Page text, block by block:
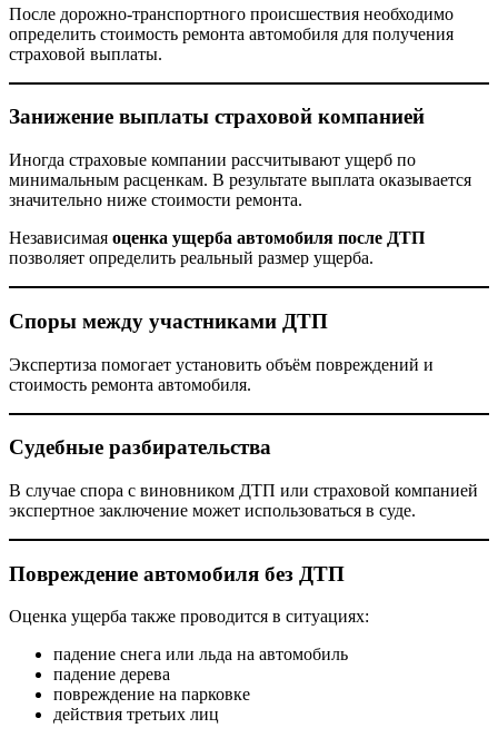
После дорожно-транспортного происшествия необходимо
определить стоимость ремонта автомобиля для получения
страховой выплаты.
Занижение выплаты страховой компанией
Иногда страховые компании рассчитывают ущерб по
минимальным расценкам. В результате выплата оказывается
значительно ниже стоимости ремонта.
Независимая оценка ущерба автомобиля после ДТП
позволяет определить реальный размер ущерба.
Споры между участниками ДТП
Экспертиза помогает установить объём повреждений и
стоимость ремонта автомобиля.
Судебные разбирательства
В случае спора с виновником ДТП или страховой компанией
экспертное заключение может использоваться в суде.
Повреждение автомобиля без ДТП
Оценка ущерба также проводится в ситуациях:
падение снега или льда на автомобиль
падение дерева
повреждение на парковке
действия третьих лиц